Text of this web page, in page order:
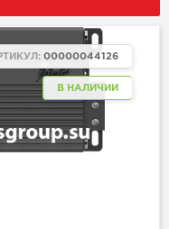
В НАЛИЧИИ
00000044126